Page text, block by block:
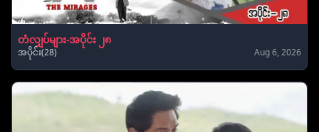
တံလျှပ်များ-အပိုင်း ၂၈
အပိုင်း(28) Aug 6, 2026